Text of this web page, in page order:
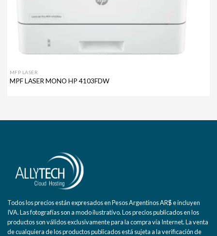
MFP LASER
MPF LASER MONO HP 4103FDW
Todos los precios están expresados en Pesos Argentinos AR$ e incluyen
IVA. Las fotografías son a modo ilustrativo. Los precios publicados en los
productos son válidos exclusivamente para la compra vía Internet. La venta
de cualquiera de los productos publicados está sujeta a la verificación de